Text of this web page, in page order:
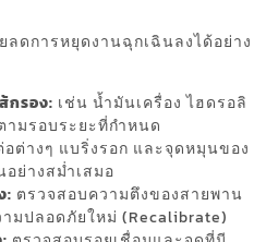
ลดการหยุดงานฉุกเฉินลงได้อย่าง
กรอง: เช่น น้ำมันเครื่อง ไฮดรอลิ
ามรอบระยะที่กำหนด
ต่างๆ แบริ่งรอก และจุดหมุนของ
ย่างสม่ำเสมอ
: ตรวจสอบความตึงของสายพาน
มปลอดภัยใหม่ (Recalibrate)